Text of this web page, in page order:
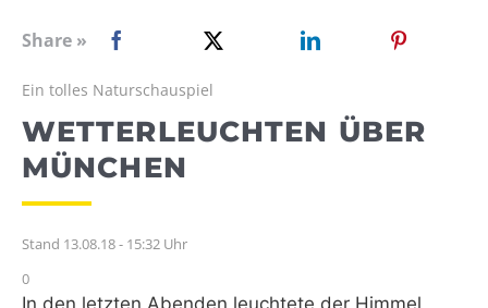
WEBRADIO
Share »
Ein tolles Naturschauspiel
WETTERLEUCHTEN ÜBER
MÜNCHEN
Stand 13.08.18 - 15:32 Uhr
0